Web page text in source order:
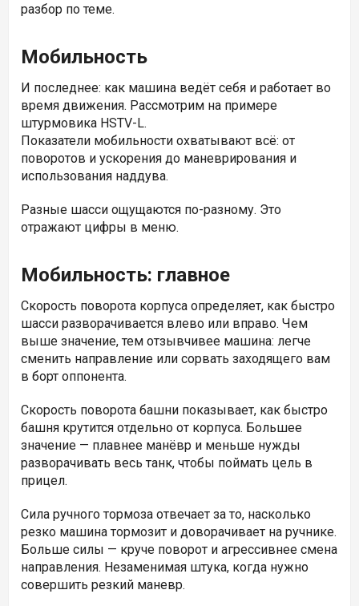
разбор по теме.
Мобильность
И последнее: как машина ведёт себя и работает во
время движения. Рассмотрим на примере
штурмовика HSTV-L.
Показатели мобильности охватывают всё: от
поворотов и ускорения до маневрирования и
использования наддува.
Разные шасси ощущаются по-разному. Это
отражают цифры в меню.
Мобильность: главное
Скорость поворота корпуса определяет, как быстро
шасси разворачивается влево или вправо. Чем
выше значение, тем отзывчивее машина: легче
сменить направление или сорвать заходящего вам
в борт оппонента.
Скорость поворота башни показывает, как быстро
башня крутится отдельно от корпуса. Большее
значение — плавнее манёвр и меньше нужды
разворачивать весь танк, чтобы поймать цель в
прицел.
Сила ручного тормоза отвечает за то, насколько
резко машина тормозит и доворачивает на ручнике.
Больше силы — круче поворот и агрессивнее смена
направления. Незаменимая штука, когда нужно
совершить резкий маневр.